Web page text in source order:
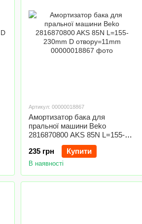
Артикул: 00000018867
Амортизатор бака для
пральної машини Beko
2816870800 AKS 85N L=155-
230mm D отвору=11mm
235 грн
Купити
В наявності